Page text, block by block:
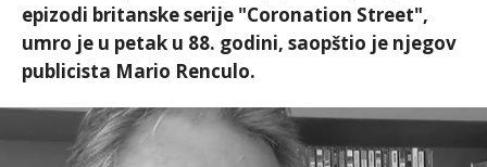
epizodi britanske serije "Coronation Street",
umro je u petak u 88. godini, saopštio je njegov
publicista Mario Renculo.